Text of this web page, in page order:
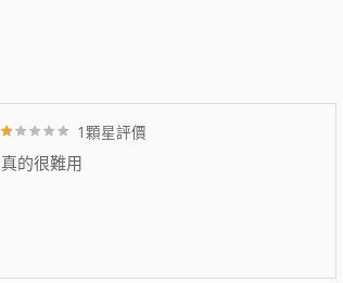
1顆星評價
真的很難用